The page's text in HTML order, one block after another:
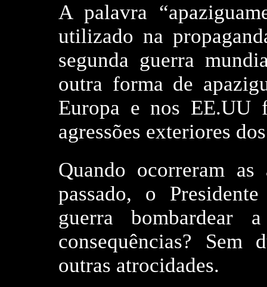
A palavra
utilizado na
segunda guerra
outra forma de
Europa e nos EE.UU
agressões exteriores
Quando ocorreram
passado, o
guerra
consequências?
outras atrocidades.